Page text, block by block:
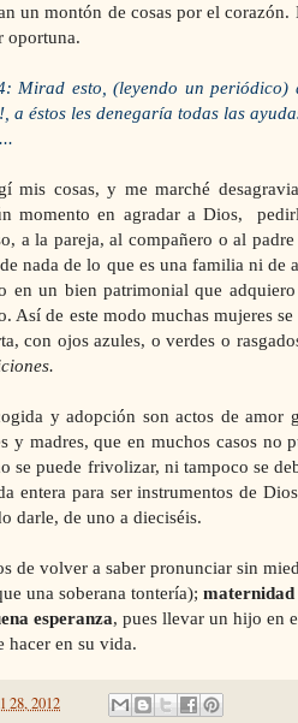
un montón de cosas por el
oportuna.
Mirad esto, (leyendo un periódico)
a éstos les denegaría todas las
mis cosas, y me marché
momento en agradar a Dios,
a la pareja, al compañero o al
nada de lo que es una familia ni
en un bien patrimonial que
Así de este modo muchas mujeres
con ojos azules, o verdes o
y adopción son actos de amor
y madres,que en muchos casos no
se puede frivolizar, ni tampoco se
entera para ser instrumentos de
darle, de uno a dieciséis.
de volver a saber pronunciar sin
una soberana tontería); maternidad
esperanza, pues llevar un hijo en
hacer en su vida.
28, 2012